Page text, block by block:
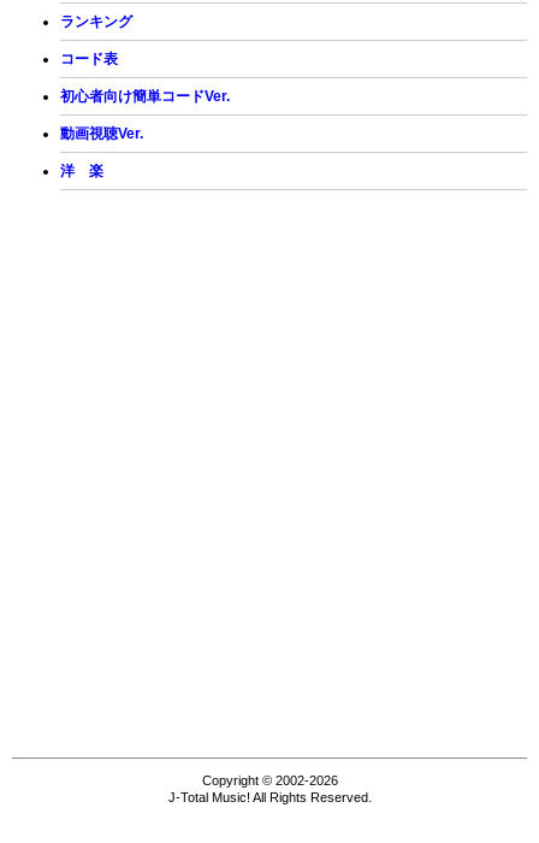
ランキング
コード表
初心者向け簡単コードVer.
動画視聴Ver.
洋 楽
Copyright © 2002-2026
J-Total Music! All Rights Reserved.